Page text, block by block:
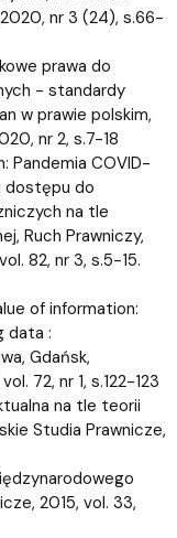
nr 3 (24), s.66-
prawa do
- standardy
w prawie polskim,
nr 2, s.7-18
Pandemia COVID-
dostępu do
na tle
Ruch Prawniczy,
82, nr 3, s.5-15.
of information:
data :
Gdańsk,
72, nr 1, s.122-123
na tle teorii
Studia Prawnicze,
2015, vol. 33,